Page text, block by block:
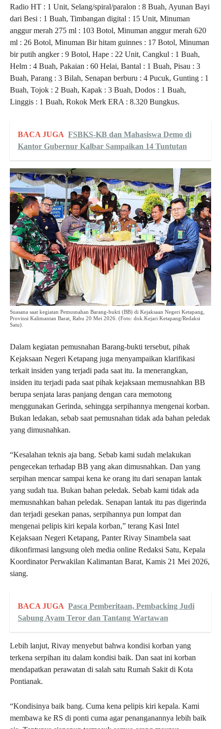
Radio HT : 1 Unit, Selang/spiral/paralon : 8 Buah, Ayunan Bayi
dari Besi : 1 Buah, Timbangan digital : 15 Unit, Minuman
anggur merah 275 ml : 103 Botol, Minuman anggur merah 620
ml : 26 Botol, Minuman Bir hitam guinnes : 17 Botol, Minuman
bir putih angker : 9 Botol, Hape : 22 Unit, Cangkul : 1 Buah,
Helm : 4 Buah, Pakaian : 60 Helai, Bantal : 1 Buah, Pisau : 3
Buah, Parang : 3 Bilah, Senapan berburu : 4 Pucuk, Gunting : 1
Buah, Tojok : 2 Buah, Kapak : 3 Buah, Dodos : 1 Buah,
Linggis : 1 Buah, Rokok Merk ERA : 8.320 Bungkus.
BACA JUGA FSBKS-KB dan Mahasiswa Demo di
Kantor Gubernur Kalbar Sampaikan 14 Tuntutan
Suasana saat kegiatan Pemusnahan Barang-bukti (BB) di Kejaksaan Negeri Ketapang,
Provinsi Kalimantan Barat, Rabu 20 Mei 2026. (Foto: dok.Kejari Ketapang/Redaksi
Satu).
Dalam kegiatan pemusnahan Barang-bukti tersebut, pihak
Kejaksaan Negeri Ketapang juga menyampaikan klarifikasi
terkait insiden yang terjadi pada saat itu. Ia menerangkan,
insiden itu terjadi pada saat pihak kejaksaan memusnahkan BB
berupa senjata laras panjang dengan cara memotong
menggunakan Gerinda, sehingga serpihannya mengenai korban.
Bukan ledakan, sebab saat pemusnahan tidak ada bahan peledak
yang dimusnahkan.
“Kesalahan teknis aja bang. Sebab kami sudah melakukan
pengecekan terhadap BB yang akan dimusnahkan. Dan yang
serpihan mencar sampai kena ke orang itu dari senapan lantak
yang sudah tua. Bukan bahan peledak. Sebab kami tidak ada
memusnahkan bahan peledak. Senapan lantak itu pas digerinda
dan terjadi gesekan panas, serpihannya pun lompat dan
mengenai pelipis kiri kepala korban,” terang Kasi Intel
Kejaksaan Negeri Ketapang, Panter Rivay Sinambela saat
dikonfirmasi langsung oleh media online Redaksi Satu, Kepala
Koordinator Perwakilan Kalimantan Barat, Kamis 21 Mei 2026,
siang.
BACA JUGA Pasca Pemberitaan, Pembacking Judi
Sabung Ayam Teror dan Tantang Wartawan
Lebih lanjut, Rivay menyebut bahwa kondisi korban yang
terkena serpihan itu dalam kondisi baik. Dan saat ini korban
mendapatkan perawatan di salah satu Rumah Sakit di Kota
Pontianak.
“Kondisinya baik bang. Cuma kena pelipis kiri kepala. Kami
membawa ke RS di ponti cuma agar penanganannya lebih baik